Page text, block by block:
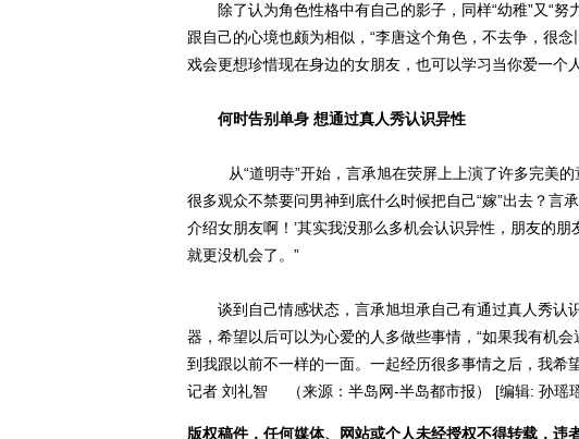
除了认为角色性格中有自己的影子，同样“幼稚”又“努
跟自己的心境也颇为相似，“李唐这个角色，不去争，很
戏会更想珍惜现在身边的女朋友，也可以学习当你爱一个
何时告别单身 想通过真人秀认识异性
从“道明寺”开始，言承旭在荧屏上上演了许多完美的
很多观众不禁要问男神到底什么时候把自己“嫁”出去？言
介绍女朋友啊！’其实我没那么多机会认识异性，朋友的
就更没机会了。”
谈到自己情感状态，言承旭坦承自己有通过真人秀认
器，希望以后可以为心爱的人多做些事情，“如果我有机
到我跟以前不一样的一面。一起经历很多事情之后，我希
记者 刘礼智 （来源：半岛网-半岛都市报） [编辑: 孙瑶
版权稿件，任何媒体、网站或个人未经授权不得转载，违